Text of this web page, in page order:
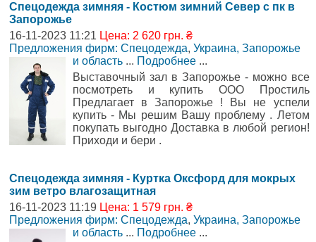
Спецодежда зимняя - Костюм зимний Север с пк в
Запорожье
16-11-2023 11:21 Цена: 2 620 грн. ₴
Предложения фирм: Спецодежда, Украина, Запорожье
и область ... Подробнее ...
Выставочный зал в Запорожье - можно все
посмотреть и купить ООО Простиль
Предлагает в Запорожье ! Вы не успели
купить - Мы решим Вашу проблему . Летом
покупать выгодно Доставка в любой регион!
Приходи и бери .
Спецодежда зимняя - Куртка Оксфорд для мокрых
зим ветро влагозащитная
16-11-2023 11:19 Цена: 1 579 грн. ₴
Предложения фирм: Спецодежда, Украина, Запорожье
и область ... Подробнее ...